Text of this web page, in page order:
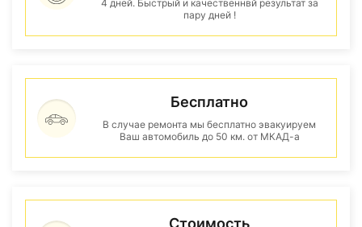
4 дней. Быстрый и качественнвй результат за
пару дней !
Бесплатно
В случае ремонта мы бесплатно эвакуируем
Ваш автомобиль до 50 км. от МКАД-а
Стоимость